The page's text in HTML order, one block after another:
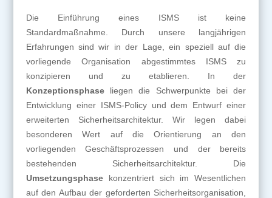
Die Einführung eines ISMS ist keine
Standardmaßnahme. Durch unsere langjährigen
Erfahrungen sind wir in der Lage, ein speziell auf die
vorliegende Organisation abgestimmtes ISMS zu
konzipieren und zu etablieren. In der
Konzeptionsphaseliegen die Schwerpunkte bei der
Entwicklung einer ISMS-Policy und dem Entwurf einer
erweiterten Sicherheitsarchitektur. Wir legen dabei
besonderen Wert auf die Orientierung an den
vorliegenden Geschäftsprozessen und der bereits
bestehenden Sicherheitsarchitektur. Die
Umsetzungsphasekonzentriert sich im Wesentlichen
auf den Aufbau der geforderten Sicherheitsorganisation,